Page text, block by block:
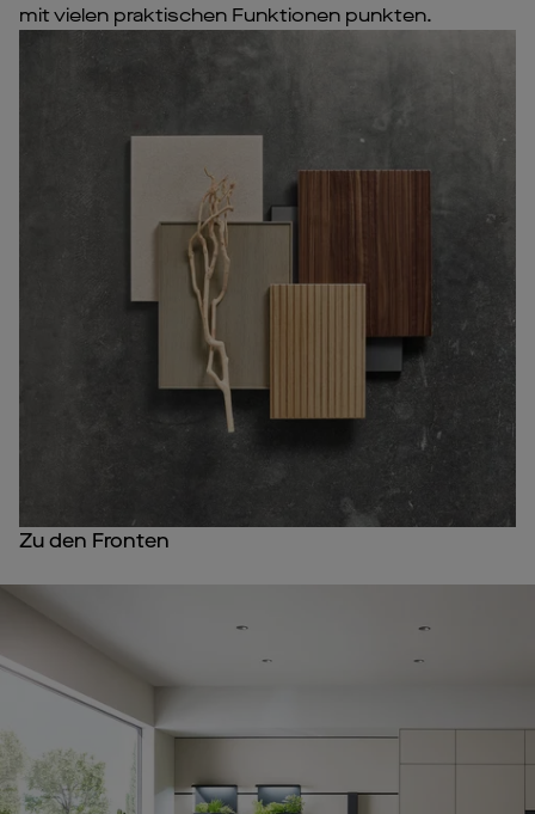
mit vielen praktischen Funktionen punkten.
Zu den Fronten